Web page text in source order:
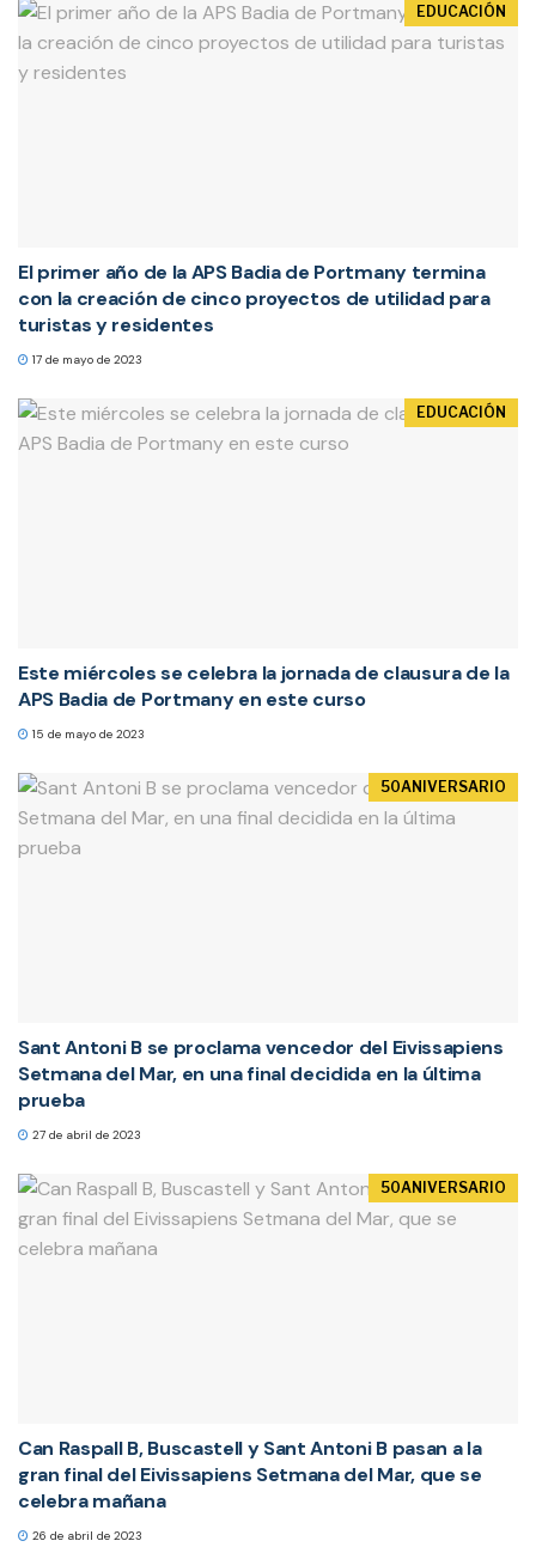
EDUCACIÓN
El primer año de la APS Badia de Portmany termina
con la creación de cinco proyectos de utilidad para
turistas y residentes
17 de mayo de 2023
EDUCACIÓN
Este miércoles se celebra la jornada de clausura de la
APS Badia de Portmany en este curso
15 de mayo de 2023
50ANIVERSARIO
Sant Antoni B se proclama vencedor del Eivissapiens
Setmana del Mar, en una final decidida en la última
prueba
27 de abril de 2023
50ANIVERSARIO
Can Raspall B, Buscastell y Sant Antoni B pasan a la
gran final del Eivissapiens Setmana del Mar, que se
celebra mañana
26 de abril de 2023